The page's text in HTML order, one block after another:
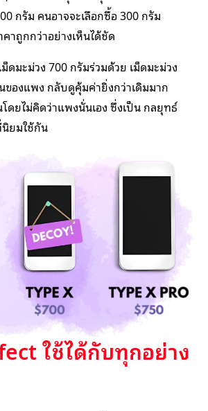
กรัม คนอาจจะเลือกซื้อ 300 กรัม
คาถูกกว่าอย่างเห็นได้ชัด
ม็ดมะม่วง 700 กรัมร่วมด้วย เม็ดมะม่วง
ของแพง กลับดูคุ้มค่ายิ่งกว่าเดิมมาก
ดยไม่คิดว่าแพงนั่นเอง ซึ่งเป็น กลยุทธ์
ยมใช้กัน
ใช้ได้กับทุกอย่าง